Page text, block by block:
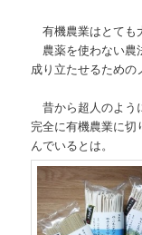
有機農業はとても
農薬を使わない農
成り立たせるための
昔から超人のよう
完全に有機農業に切
んでいるとは。